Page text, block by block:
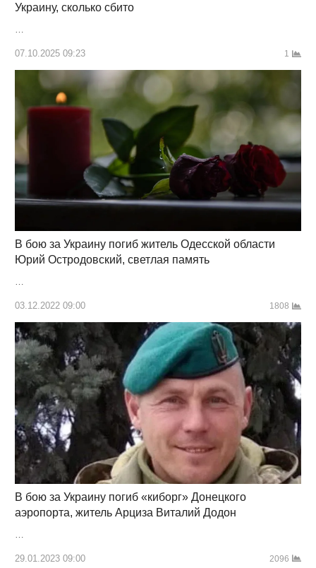
Украину, сколько сбито
07.10.2025 09:23 1
В бою за Украину погиб житель Одесской области
Юрий Остродовский, светлая память
…
03.12.2022 09:00 1808
В бою за Украину погиб «киборг» Донецкого
аэропорта, житель Арциза Виталий Додон
29.01.2023 09:00 2096